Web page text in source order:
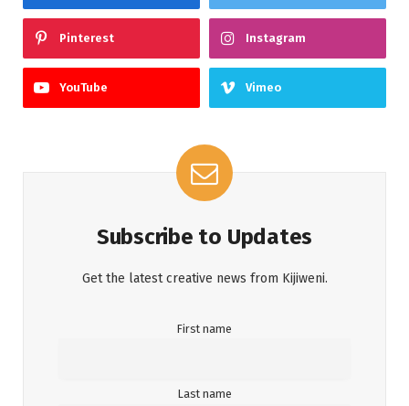
Pinterest Instagram
YouTube Vimeo
Subscribe to Updates
Get the latest creative news from Kijiweni.
First name
Last name